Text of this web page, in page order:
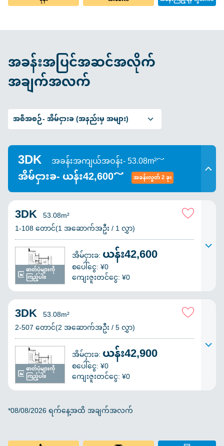
အခန်းအပြင်အဆင်အလိုက်
အချက်အလက်
အစီအစဉ်-အိမ်ငှားခ (အနည်းမှ အများ)
3DK အခန်းအကျယ်အဝန်း- 53.08m²～
အိမ်ငှားခ- ယန်း42,600～ အခန်းလွတ် 2 ခု၊
ဓာတ်ပုံများကို
ကြည့်ပါ။
3DK 53.08m²
1-108 တောင်(1 အဆောက်အဦး / 1 လွှာ)
အိမ်ငှားခ:ယန်း42,600
စပေါ်ငွေ: ¥0
ကျေးဇူးတင်ငွေ: ¥0
ဓာတ်ပုံများကို
ကြည့်ပါ။
3DK 53.08m²
2-507 တောင်(2 အဆောက်အဦး / 5 လွှာ)
အိမ်ငှားခ:ယန်း42,900
စပေါ်ငွေ: ¥0
ကျေးဇူးတင်ငွေ: ¥0
*08/08/2026 ရက်နေ့အထိ အချက်အလက်